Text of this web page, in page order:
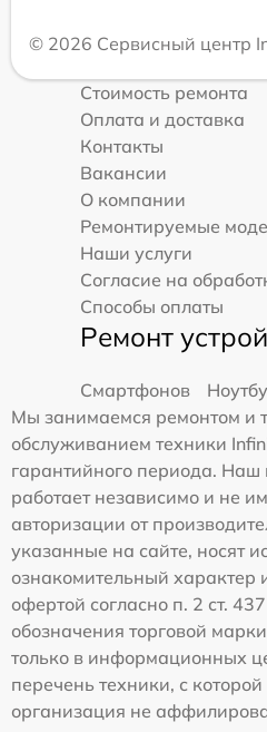
© 2026 Сервисный центр
Стоимость ремонта
Оплата и доставка
Контакты
Вакансии
О компании
Ремонтируемые
Наши услуги
Согласие на
Способы оплаты
Ремонт
Смартфонов
Мы занимаемся ремонтом и
обслуживанием техники
гарантийного периода. Наш
работает независимо и не
авторизации от
указанные на сайте, носят
ознакомительный характер
офертой согласно п. 2 ст.
обозначения торговой
только в информационных
перечень техники, с
организация не